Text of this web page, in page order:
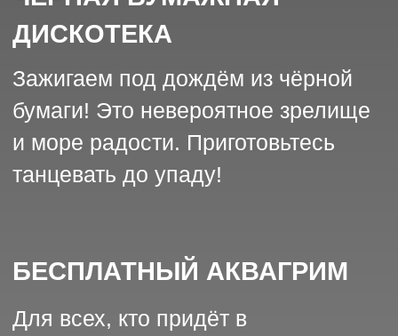
ООО «СОВА»
ИНН2804017738
ОГРН
1162801054680
Правила парка